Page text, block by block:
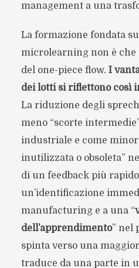
management a una
La formazione fondata
microlearning non è che
del one-piece flow. I
dei lotti si riflettono così
La riduzione degli
meno “scorte
industriale e come
inutilizzata o obsoleta”
di un feedback più
un’identificazione
manufacturing e a una “
dell’apprendimento” nel
spinta verso una
traduce da una parte in